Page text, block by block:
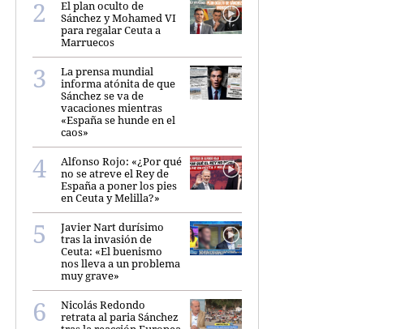
El plan oculto de
Sánchez y Mohamed VI
para regalar Ceuta a
Marruecos
La prensa mundial
informa atónita de que
Sánchez se va de
vacaciones mientras
«España se hunde en el
caos»
Alfonso Rojo: «¿Por qué
no se atreve el Rey de
España a poner los pies
en Ceuta y Melilla?»
Javier Nart durísimo
tras la invasión de
Ceuta: «El buenismo
nos lleva a un problema
muy grave»
Nicolás Redondo
retrata al paria Sánchez